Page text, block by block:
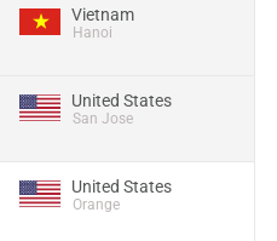
Vietnam
Hanoi
United States
San Jose
United States
Orange